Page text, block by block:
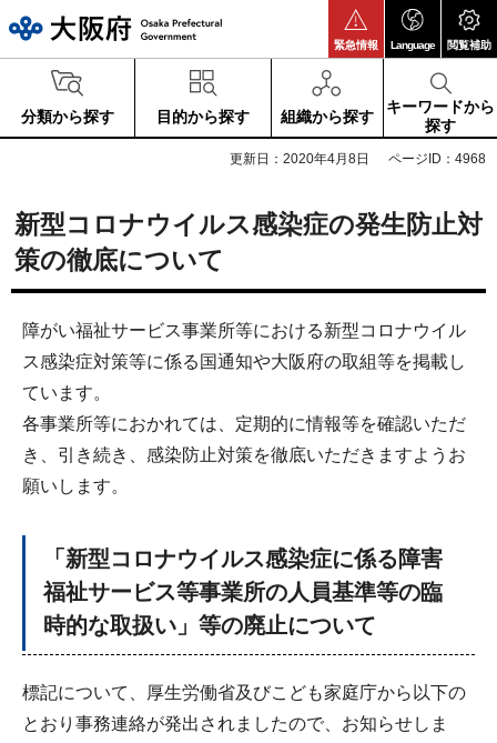
緊急情報 Language 閲覧補助
分類から探す 目的から探す 組織から探す
キーワードから
探す
更新日：2020年4月8日 ページID：4968
新型コロナウイルス感染症の発生防止対
策の徹底について
障がい福祉サービス事業所等における新型コロナウイル
ス感染症対策等に係る国通知や大阪府の取組等を掲載し
ています。
各事業所等におかれては、定期的に情報等を確認いただ
き、引き続き、感染防止対策を徹底いただきますようお
願いします。
「新型コロナウイルス感染症に係る障害
福祉サービス等事業所の人員基準等の臨
時的な取扱い」等の廃止について
標記について、厚生労働省及びこども家庭庁から以下の
とおり事務連絡が発出されましたので、お知らせしま